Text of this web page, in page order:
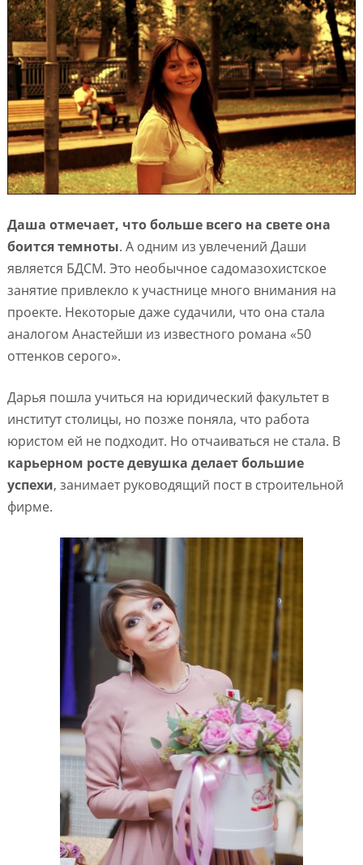
Даша отмечает, что больше всего на свете она
боится темноты. А одним из увлечений Даши
является БДСМ. Это необычное садомазохистское
занятие привлекло к участнице много внимания на
проекте. Некоторые даже судачили, что она стала
аналогом Анастейши из известного романа «50
оттенков серого».
Дарья пошла учиться на юридический факультет в
институт столицы, но позже поняла, что работа
юристом ей не подходит. Но отчаиваться не стала. В
карьерном росте девушка делает большие
успехи, занимает руководящий пост в строительной
фирме.